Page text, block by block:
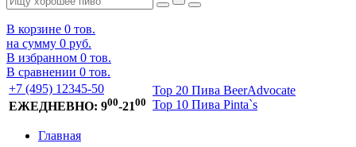
В корзине 0 тов.
на сумму 0 руб.
В избранном 0 тов.
В сравнении 0 тов.
+7 (495) 12345-50
ЕЖЕДНЕВНО: 900-2100
Top 20 Пива BeerAdvocate
Top 10 Пива Pinta`s
Главная